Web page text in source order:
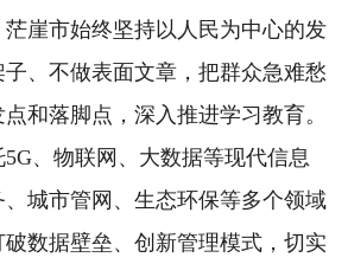
崖市始终坚持以人民为中心的发
、不做表面文章，把群众急难愁
和落脚点，深入推进学习教育。
、物联网、大数据等现代信息
城市管网、生态环保等多个领域
数据壁垒、创新管理模式，切实